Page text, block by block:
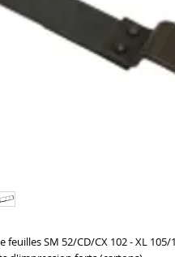
feuilles SM 52/CD/CX 102 - XL 105/